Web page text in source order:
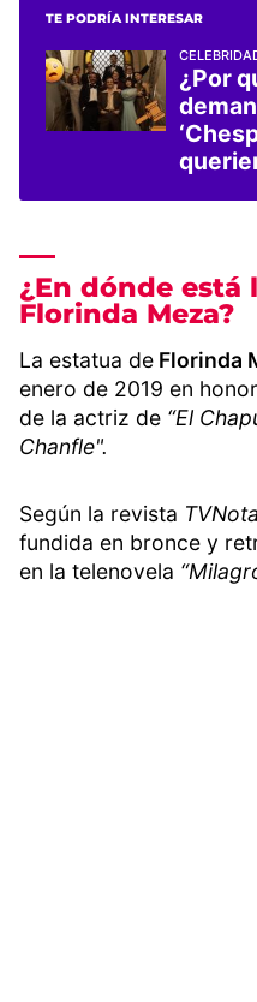
TE PODRÍA INTERESAR
¿Por
¿En dónde está
Florinda Meza?
La estatua de Florinda
enero de 2019 en
de la actriz de “El
Chanfle".
Según la revista
fundida en bronce y
en la telenovela